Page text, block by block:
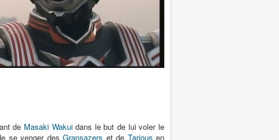
de Masaki Wakuidans le but de lui voler le
se venger desGransazers et de Tarious en